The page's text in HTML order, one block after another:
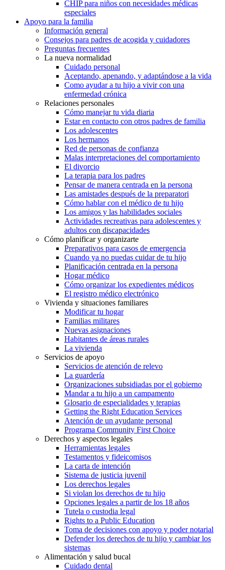
CHIP para niños con necesidades médicas
especiales
Apoyo para la familia
Información general
Consejos para padres de acogida y cuidadores
Preguntas frecuentes
La nueva normalidad
Cuidado personal
Aceptando, apenando, y adaptándose a la vida
Como ayudar a tu hijo a vivir con una
enfermedad crónica
Relaciones personales
Cómo manejar tu vida diaria
Estar en contacto con otros padres de familia
Los adolescentes
Los hermanos
Red de personas de confianza
Malas interpretaciones del comportamiento
El divorcio
La terapia para los padres
Pensar de manera centrada en la persona
Las amistades después de la preparatori
Cómo hablar con el médico de tu hijo
Los amigos y las habilidades sociales
Actividades recreativas para adolescentes y
adultos con discapacidades
Cómo planificar y organizarte
Preparativos para casos de emergencia
Cuando ya no puedas cuidar de tu hijo
Planificación centrada en la persona
Hogar médico
Cómo organizar los expedientes médicos
El registro médico electrónico
Vivienda y situaciones familiares
Modificar tu hogar
Familias militares
Nuevas asignaciones
Habitantes de áreas rurales
La vivienda
Servicios de apoyo
Servicios de atención de relevo
La guardería
Organizaciones subsidiadas por el gobierno
Mandar a tu hijo a un campamento
Glosario de especialidades y terapias
Getting the Right Education Services
Atención de un ayudante personal
Programa Community First Choice
Derechos y aspectos legales
Herramientas legales
Testamentos y fideicomisos
La carta de intención
Sistema de justicia juvenil
Los derechos legales
Si violan los derechos de tu hijo
Opciones legales a partir de los 18 años
Tutela o custodia legal
Rights to a Public Education
Toma de decisiones con apoyo y poder notarial
Defender los derechos de tu hijo y cambiar los
sistemas
Alimentación y salud bucal
Cuidado dental